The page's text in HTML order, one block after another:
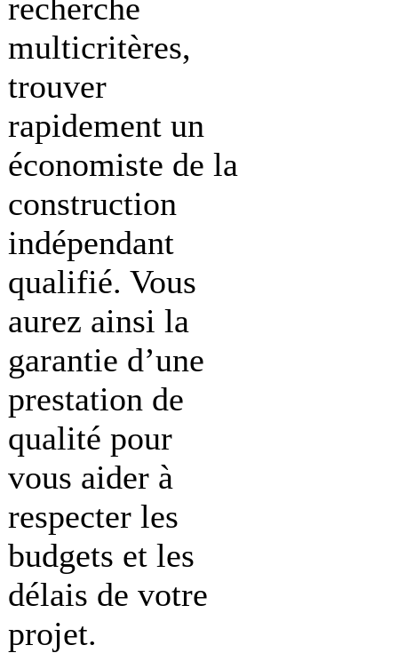
recherche
multicritères,
trouver
rapidement un
économiste de la
construction
indépendant
qualifié. Vous
aurez ainsi la
garantie d’une
prestation de
qualité pour
vous aider à
respecter les
budgets et les
délais de votre
projet.